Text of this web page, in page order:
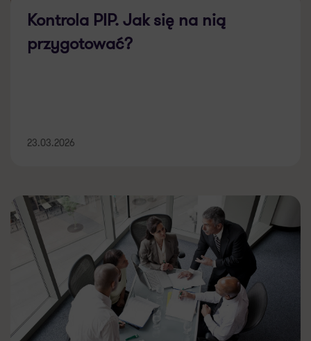
Kontrola PIP. Jak się na nią
przygotować?
23.03.2026